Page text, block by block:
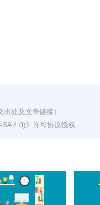
出处及文章链接）
SA 4.0)》许可协议授权